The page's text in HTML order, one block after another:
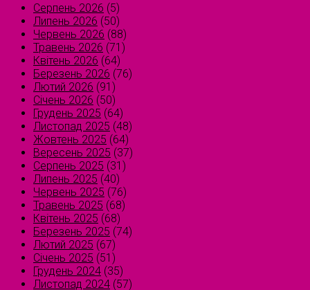
Серпень 2026 (5)
Липень 2026 (50)
Червень 2026 (88)
Травень 2026 (71)
Квітень 2026 (64)
Березень 2026 (76)
Лютий 2026 (91)
Січень 2026 (50)
Грудень 2025 (64)
Листопад 2025 (48)
Жовтень 2025 (64)
Вересень 2025 (37)
Серпень 2025 (31)
Липень 2025 (40)
Червень 2025 (76)
Травень 2025 (68)
Квітень 2025 (68)
Березень 2025 (74)
Лютий 2025 (67)
Січень 2025 (51)
Грудень 2024 (35)
Листопад 2024 (57)